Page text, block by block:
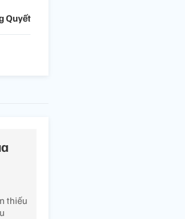
Quyết
thiếu